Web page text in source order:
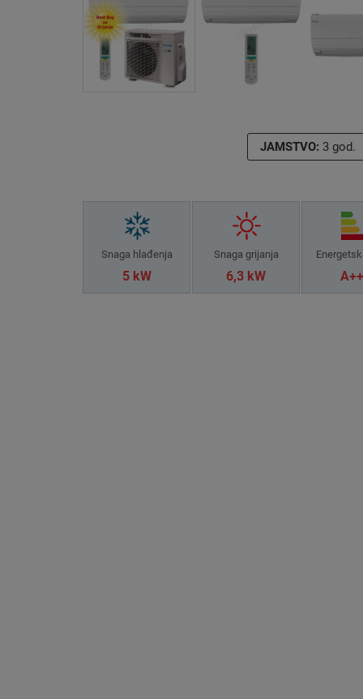
JAMSTVO: 3 god.
Snaga hlađenja
5 kW
Snaga grijanja
6,3 kW